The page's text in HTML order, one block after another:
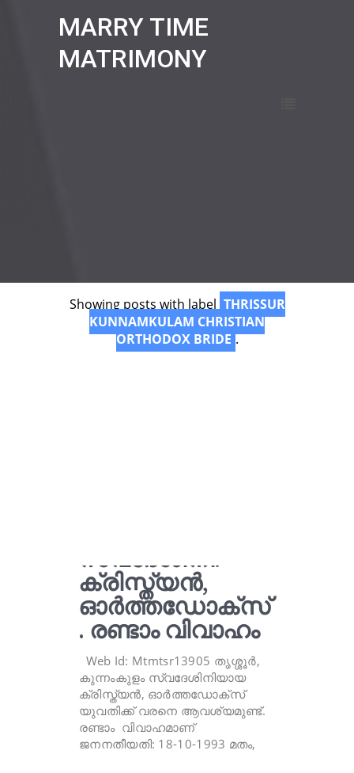
MARRY TIME
MATRIMONY
Showing posts with label THRISSUR
KUNNAMKULAM CHRISTIAN
ORTHODOX BRIDE .
സ്വദേശിനി.
ക്രിസ്ത്യൻ,
ഓർത്തഡോക്സ്
. രണ്ടാം വിവാഹം
Web Id: Mtmtsr13905 തൃശ്ശൂർ,
കുന്നംകുളം സ്വദേശിനിയായ
ക്രിസ്ത്യൻ, ഓർത്തഡോക്സ്
യുവതിക്ക് വരനെ ആവശ്യമുണ്ട്.
രണ്ടാം വിവാഹമാണ്
ജനനതീയതി: 18-10-1993 മതം,